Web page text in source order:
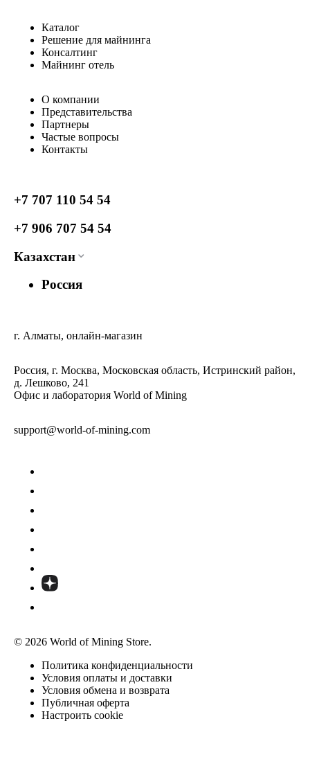
Каталог
Решение для майнинга
Консалтинг
Майнинг отель
О компании
Представительства
Партнеры
Частые вопросы
Контакты
+7 707 110 54 54
+7 906 707 54 54
Казахстан
Россия
г. Алматы, онлайн-магазин
Россия, г. Москва, Московская область, Истринский район,
д. Лешково, 241
Офис и лаборатория World of Mining
support@world-of-mining.com
© 2026 World of Mining Store.
Политика конфиденциальности
Условия оплаты и доставки
Условия обмена и возврата
Публичная оферта
Настроить cookie